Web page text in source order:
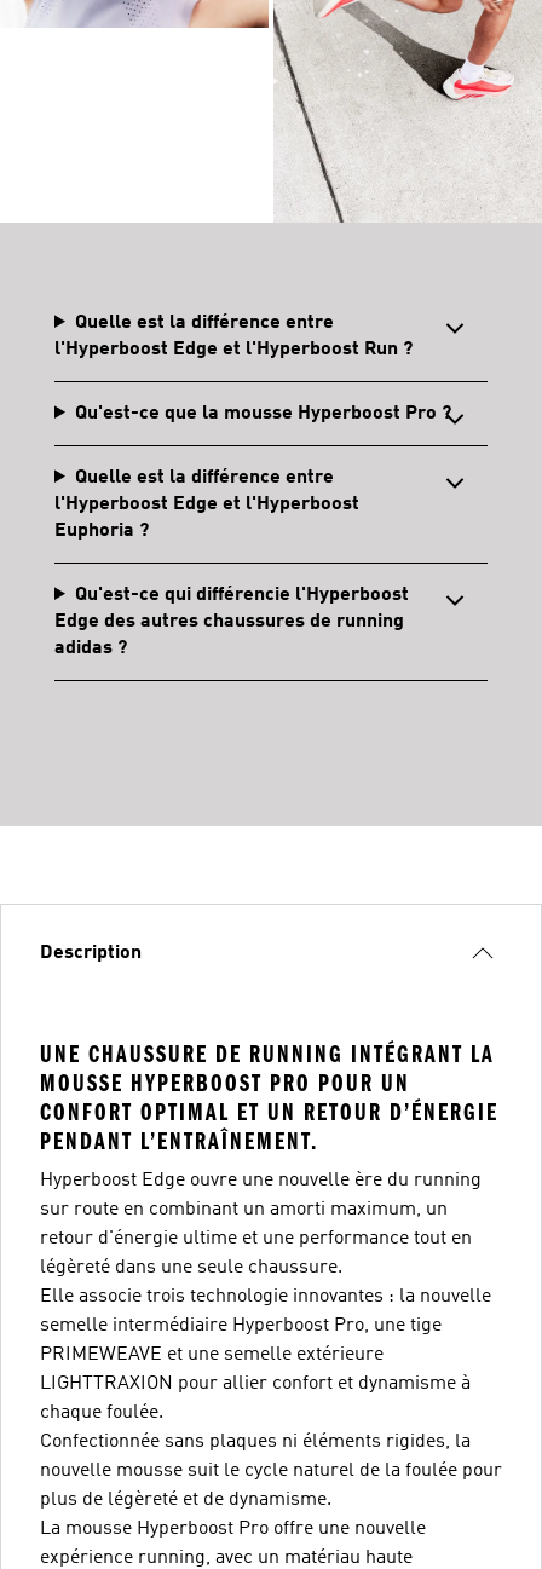
Quelle est la différence entre
l'Hyperboost Edge et l'Hyperboost Run ?
Qu'est-ce que la mousse Hyperboost Pro ?
Quelle est la différence entre
l'Hyperboost Edge et l'Hyperboost
Euphoria ?
Qu'est-ce qui différencie l'Hyperboost
Edge des autres chaussures de running
adidas ?
Description
UNE CHAUSSURE DE RUNNING INTÉGRANT LA
MOUSSE HYPERBOOST PRO POUR UN
CONFORT OPTIMAL ET UN RETOUR D’ÉNERGIE
PENDANT L’ENTRAÎNEMENT.
Hyperboost Edge ouvre une nouvelle ère du running
sur route en combinant un amorti maximum, un
retour d'énergie ultime et une performance tout en
légèreté dans une seule chaussure.
Elle associe trois technologie innovantes : la nouvelle
semelle intermédiaire Hyperboost Pro, une tige
PRIMEWEAVE et une semelle extérieure
LIGHTTRAXION pour allier confort et dynamisme à
chaque foulée.
Confectionnée sans plaques ni éléments rigides, la
nouvelle mousse suit le cycle naturel de la foulée pour
plus de légèreté et de dynamisme.
La mousse Hyperboost Pro offre une nouvelle
expérience running, avec un matériau haute